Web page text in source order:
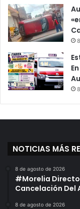
NOTICIAS MÁS
8 de agosto de 2026
#Morelia
Cancelación Del
8 de agosto de 2026